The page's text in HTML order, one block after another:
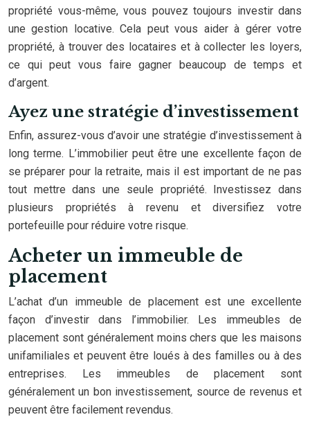
propriété vous-même, vous pouvez toujours investir dans
une gestion locative. Cela peut vous aider à gérer votre
propriété, à trouver des locataires et à collecter les loyers,
ce qui peut vous faire gagner beaucoup de temps et
d’argent.
Ayez une stratégie d’investissement
Enfin, assurez-vous d’avoir une stratégie d’investissement à
long terme. L’immobilier peut être une excellente façon de
se préparer pour la retraite, mais il est important de ne pas
tout mettre dans une seule propriété. Investissez dans
plusieurs propriétés à revenu et diversifiez votre
portefeuille pour réduire votre risque.
Acheter un immeuble de
placement
L’achat d’un immeuble de placement est une excellente
façon d’investir dans l’immobilier. Les immeubles de
placement sont généralement moins chers que les maisons
unifamiliales et peuvent être loués à des familles ou à des
entreprises. Les immeubles de placement sont
généralement un bon investissement, source de revenus et
peuvent être facilement revendus.